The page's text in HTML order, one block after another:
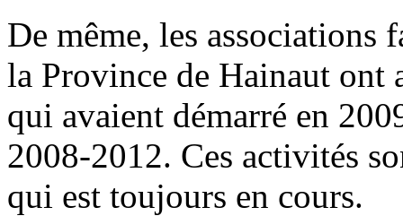
De même, les associations
la Province de Hainaut ont
qui avaient démarré en
2008-2012. Ces activités
qui est toujours en cours.